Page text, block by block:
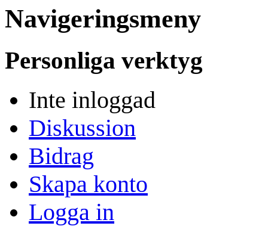
Navigeringsmeny
Personliga verktyg
Inte inloggad
Diskussion
Bidrag
Skapa konto
Logga in